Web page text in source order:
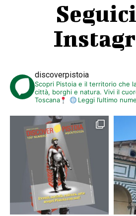
discoverpistoia
Scopri Pistoia e il territorio che
città, borghi e natura. Vivi il
Toscana
Leggi l’ultimo